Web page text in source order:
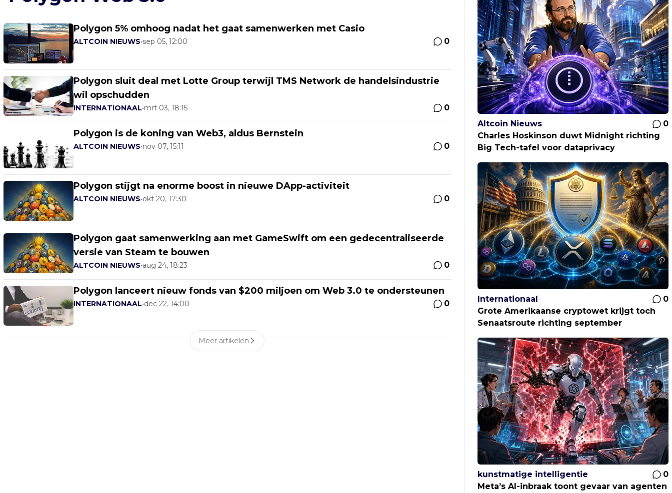
Polygon 5% omhoog nadat het gaat samenwerken met Casio
ALTCOIN NIEUWS•sep 05, 12:00 0
Polygon sluit deal met Lotte Group terwijl TMS Network de handelsindustrie
wil opschudden
INTERNATIONAAL•mrt 03, 18:15 0
Polygon is de koning van Web3, aldus Bernstein
ALTCOIN NIEUWS•nov 07, 15:11 0
Polygon stijgt na enorme boost in nieuwe DApp-activiteit
ALTCOIN NIEUWS•okt 20, 17:30 0
Polygon gaat samenwerking aan met GameSwift om een gedecentraliseerde
versie van Steam te bouwen
ALTCOIN NIEUWS•aug 24, 18:23 0
Polygon lanceert nieuw fonds van $200 miljoen om Web 3.0 te ondersteunen
INTERNATIONAAL•dec 22, 14:00 0
Meer artikelen
Altcoin Nieuws
0
Charles Hoskinson duwt Midnight richting
Big Tech-tafel voor dataprivacy
Internationaal
0
Grote Amerikaanse cryptowet krijgt toch
Senaatsroute richting september
kunstmatige intelligentie
0
Meta’s AI-inbraak toont gevaar van agenten